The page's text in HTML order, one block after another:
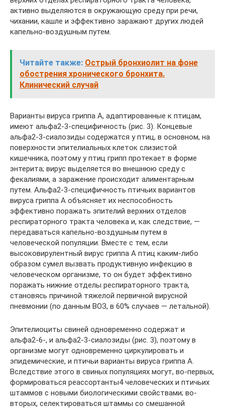
активно выделяются в окружающую среду при речи,
чихании, кашле и эффективно заражают других людей
капельно-воздушным путем.
Читайте также: Острый бронхиолит на фоне
обострения хронического бронхита.
Клинический случай
Варианты вируса гриппа А, адаптированные к птицам,
имеют альфа2-3-специфичность (рис. 3). Концевые
альфа2-3-сиалозиды содержатся у птиц, в основном, на
поверхности эпителиальных клеток слизистой
кишечника, поэтому у птиц грипп протекает в форме
энтерита; вирус выделяется во внешнюю среду с
фекалиями, а заражение происходит алиментарным
путем. Альфа2-3-специфичность птичьих вариантов
вируса гриппа А объясняет их неспособность
эффективно поражать эпителий верхних отделов
респираторного тракта человека и, как следствие, —
передаваться капельно-воздушным путем в
человеческой популяции. Вместе с тем, если
высоковирулентный вирус гриппа А птиц каким-либо
образом сумел вызвать продуктивную инфекцию в
человеческом организме, то он будет эффективно
поражать нижние отделы респираторного тракта,
становясь причиной тяжелой первичной вирусной
пневмонии (по данным ВОЗ, в 60% случаев — летальной).
Эпителиоциты свиней одновременно содержат и
альфа2-6-, и альфа2-3-сиалозиды (рис. 3), по­этому в
организме могут одновременно циркулировать и
эпидемические, и птичьи варианты вируса гриппа А.
Вследствие этого в свиных популяциях могут, во-первых,
формироваться реассортанты4 человеческих и птичьих
штаммов с новыми биологическими свойствами; во-
вторых, селектироваться штаммы со смешанной